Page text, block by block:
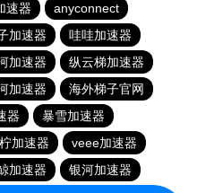
速器
anyconnect
加速器
哇哇加速器
加速器
纵云梯加速器
加速器
海外梯子官网
器
暴雪加速器
加速器
veee加速器
加速器
银河加速器